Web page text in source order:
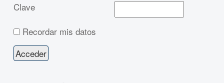
Clave
Recordar mis datos